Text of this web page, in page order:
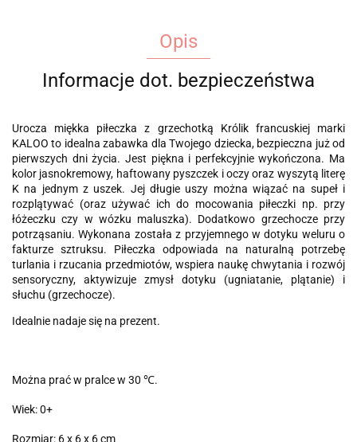
Opis
Informacje dot. bezpieczeństwa
Urocza miękka piłeczka z grzechotką Królik francuskiej marki
KALOO to idealna zabawka dla Twojego dziecka, bezpieczna już od
pierwszych dni życia. Jest piękna i perfekcyjnie wykończona. Ma
kolor jasnokremowy, haftowany pyszczek i oczy oraz wyszytą literę
K na jednym z uszek. Jej długie uszy można wiązać na supeł i
rozplątywać (oraz używać ich do mocowania piłeczki np. przy
łóżeczku czy w wózku maluszka). Dodatkowo grzechocze przy
potrząsaniu. Wykonana została z przyjemnego w dotyku weluru o
fakturze sztruksu. Piłeczka odpowiada na naturalną potrzebę
turlania i rzucania przedmiotów, wspiera naukę chwytania i rozwój
sensoryczny, aktywizuje zmysł dotyku (ugniatanie, plątanie) i
słuchu (grzechocze).
Idealnie nadaje się na prezent.
Można prać w pralce w 30 ℃.
Wiek: 0+
Rozmiar: 6 x 6 x 6 cm